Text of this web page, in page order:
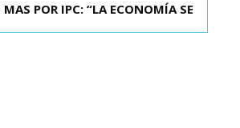
POR IPC: “LA ECONOMÍA SE